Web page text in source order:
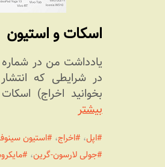
اسکات و استیون
در شرایطی که
بخوانید اخراج)
بیشتر
اپل، اخراج، استیون
جولی لارسون-گرین،